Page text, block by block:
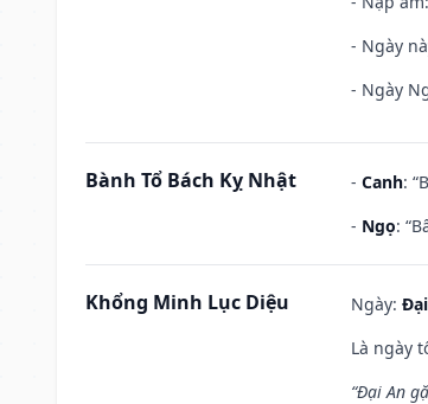
- Ngày
- Ngày
Bành Tổ Bách Kỵ Nhật - Canh:
- Ngọ:
Khổng Minh Lục Diệu Ngày:
Là ngày
“Đại An